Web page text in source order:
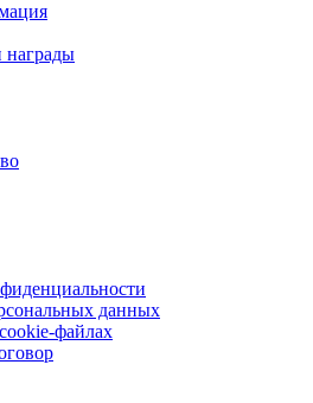
награды
данных
файлах